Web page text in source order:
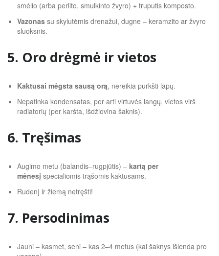
smėlio (arba perlito, smulkinto žvyro) + truputis komposto.
Vazonas su skylutėmis drenažui, dugne – keramzito ar žvyro
sluoksnis.
5. Oro drėgmė ir vietos
Kaktusai mėgsta sausą orą, nereikia purkšti lapų.
Nepatinka kondensatas, per arti virtuvės langų, vietos virš
radiatorių (per karšta, išdžiovina šaknis).
6. Tręšimas
Augimo metu (balandis–rugpjūtis) – kartą per
mėnesį specialiomis trąšomis kaktusams.
Rudenį ir žiemą netręšti!
7. Persodinimas
Jauni – kasmet, seni – kas 2–4 metus (kai šaknys išlenda pro